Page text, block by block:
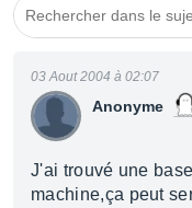
Anonyme
03 Aout 2004 à 02:07
J'ai trouvé une
machine,ça peut